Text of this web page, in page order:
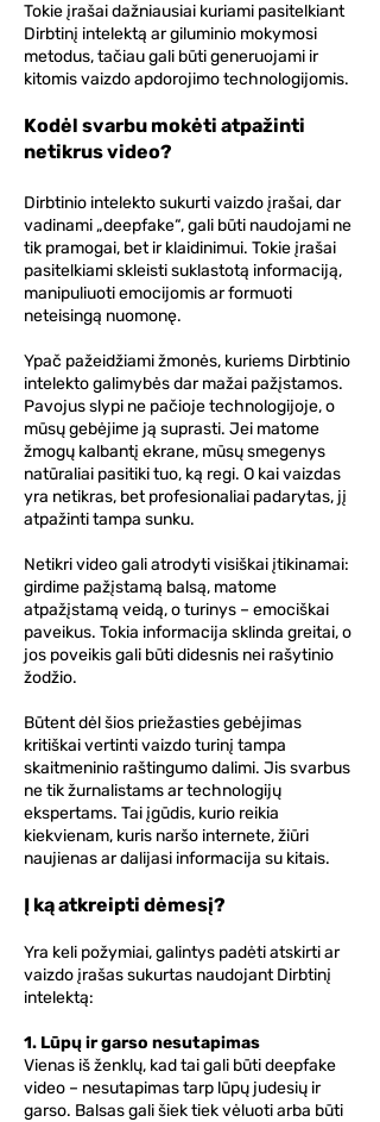
Tokie įrašai dažniausiai kuriami pasitelkiant
Dirbtinį intelektą ar giluminio mokymosi
metodus, tačiau gali būti generuojami ir
kitomis vaizdo apdorojimo technologijomis.
Kodėl svarbu mokėti atpažinti
netikrus video?
Dirbtinio intelekto sukurti vaizdo įrašai, dar
vadinami „deepfake“, gali būti naudojami ne
tik pramogai, bet ir klaidinimui. Tokie įrašai
pasitelkiami skleisti suklastotą informaciją,
manipuliuoti emocijomis ar formuoti
neteisingą nuomonę.
Ypač pažeidžiami žmonės, kuriems Dirbtinio
intelekto galimybės dar mažai pažįstamos.
Pavojus slypi ne pačioje technologijoje, o
mūsų gebėjime ją suprasti. Jei matome
žmogų kalbantį ekrane, mūsų smegenys
natūraliai pasitiki tuo, ką regi. O kai vaizdas
yra netikras, bet profesionaliai padarytas, jį
atpažinti tampa sunku.
Netikri video gali atrodyti visiškai įtikinamai:
girdime pažįstamą balsą, matome
atpažįstamą veidą, o turinys – emociškai
paveikus. Tokia informacija sklinda greitai, o
jos poveikis gali būti didesnis nei rašytinio
žodžio.
Būtent dėl šios priežasties gebėjimas
kritiškai vertinti vaizdo turinį tampa
skaitmeninio raštingumo dalimi. Jis svarbus
ne tik žurnalistams ar technologijų
ekspertams. Tai įgūdis, kurio reikia
kiekvienam, kuris naršo internete, žiūri
naujienas ar dalijasi informacija su kitais.
Į ką atkreipti dėmesį?
Yra keli požymiai, galintys padėti atskirti ar
vaizdo įrašas sukurtas naudojant Dirbtinį
intelektą:
1. Lūpų ir garso nesutapimas
Vienas iš ženklų, kad tai gali būti deepfake
video – nesutapimas tarp lūpų judesių ir
garso. Balsas gali šiek tiek vėluoti arba būti